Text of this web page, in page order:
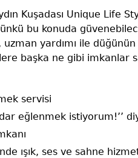
Kuşadası Unique Life
bu konuda
yardımı ile
başka ne gibi imkanlar
servisi
eğlenmek istiyorum!’’
ışık, ses ve sahne